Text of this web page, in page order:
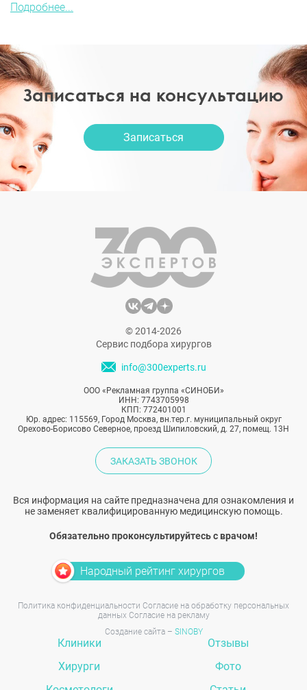
Подробнее...
Записаться на консультацию
Записаться
© 2014-2026
Сервис подбора хирургов
info@300experts.ru
ООО «Рекламная группа «СИНОБИ»
ИНН: 7743705998
КПП: 772401001
Юр. адрес: 115569, Город Москва, вн.тер.г. муниципальный округ
Орехово-Борисово Северное, проезд Шипиловский, д. 27, помещ. 13Н
ЗАКАЗАТЬ ЗВОНОК
Вся информация на сайте предназначена для ознакомления и
не заменяет квалифицированную медицинскую помощь.
Обязательно проконсультируйтесь с врачом!
Народный рейтинг хирургов
Политика конфиденциальности Согласие на обработку персональных
данных Согласие на рекламу
Создание сайта – SINOBY
Клиники
Хирурги
Отзывы
Фото